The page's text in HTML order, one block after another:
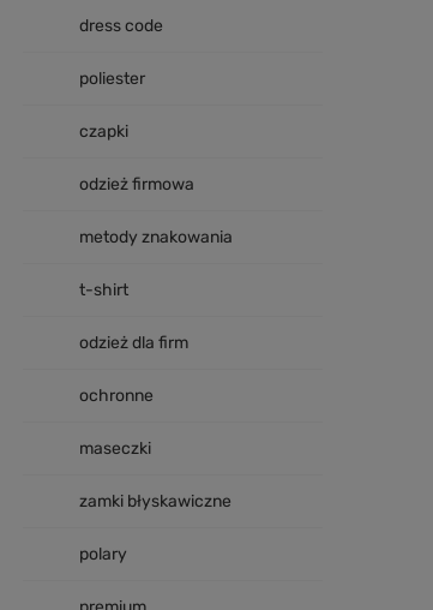
dress code
poliester
czapki
odzież firmowa
metody znakowania
t-shirt
odzież dla firm
ochronne
maseczki
zamki błyskawiczne
polary